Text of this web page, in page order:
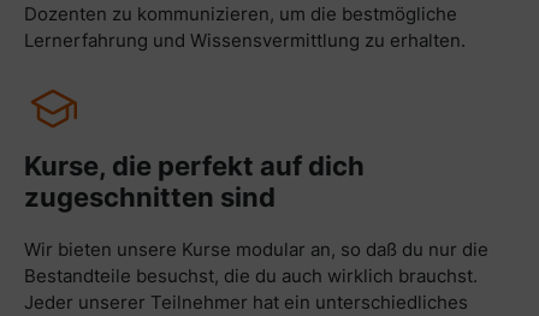
Dozenten zu kommunizieren, um die bestmögliche
Lernerfahrung und Wissensvermittlung zu erhalten.
Kurse, die perfekt auf dich
zugeschnitten sind
Wir bieten unsere Kurse modular an, so daß du nur die
Bestandteile besuchst, die du auch wirklich brauchst.
Jeder unserer Teilnehmer hat ein unterschiedliches